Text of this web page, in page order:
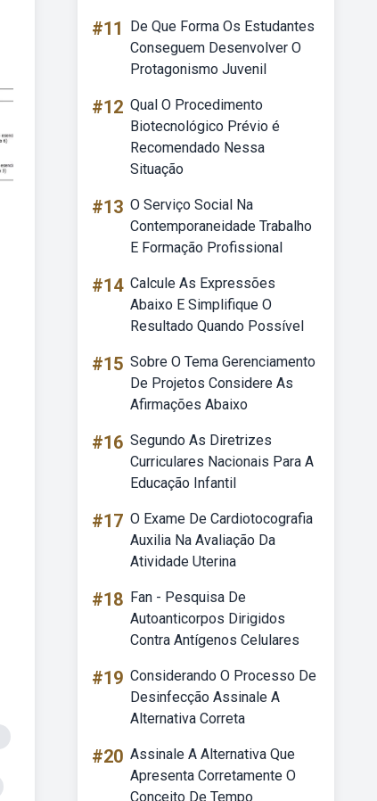
#11
De Que Forma Os Estudantes
Conseguem Desenvolver O
Protagonismo Juvenil
#12 Qual O Procedimento
Biotecnológico Prévio é
Recomendado Nessa
Situação
#13 O Serviço Social Na
Contemporaneidade Trabalho
E Formação Profissional
#14 Calcule As Expressões
Abaixo E Simplifique O
Resultado Quando Possível
#15 Sobre O Tema Gerenciamento
De Projetos Considere As
Afirmações Abaixo
#16 Segundo As Diretrizes
Curriculares Nacionais Para A
Educação Infantil
#17 O Exame De Cardiotocografia
Auxilia Na Avaliação Da
Atividade Uterina
#18 Fan - Pesquisa De
Autoanticorpos Dirigidos
Contra Antígenos Celulares
#19 Considerando O Processo De
Desinfecção Assinale A
Alternativa Correta
#20 Assinale A Alternativa Que
Apresenta Corretamente O
Conceito De Tempo